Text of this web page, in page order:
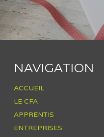
NAVIGATION
ACCUEIL
LE CFA
APPRENTIS
ENTREPRISES